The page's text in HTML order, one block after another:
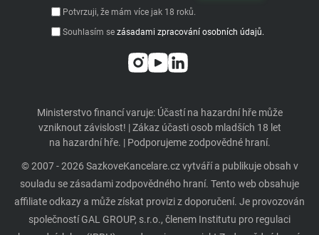
Potvrzuji, že mám více jak 18 roků.
Souhlasím se zásadami zpracování osobních údajů.
Ministerstvo financí varuje: Účastí na hazardní hře může
vzniknout závislost! | Zákaz účasti osob mladších 18 let
na hazardní hře. | Podporujeme zodpovědné hraní.
© 2007 - 2026 SazkoveKancelare.cz vytváří a publikuje obsah v
souladu se zásadami zodpovědného hraní. Tento web obsahuje
affiliate odkazy a může získat provizi z doporučení. Je provozován
společností GAL GROUP, s.r.o., členem Institutu pro regulaci